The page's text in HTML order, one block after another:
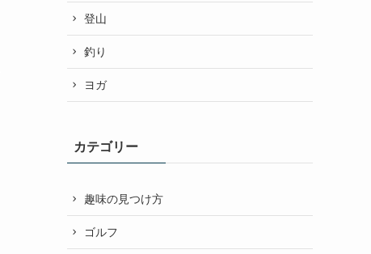
登山
釣り
ヨガ
カテゴリー
趣味の見つけ方
ゴルフ